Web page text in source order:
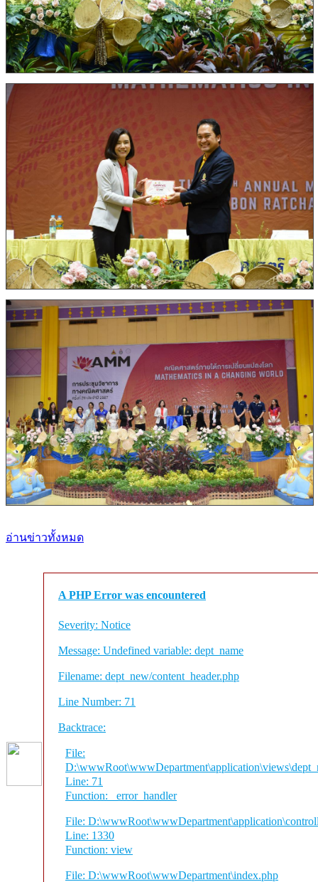
อ่านข่าวทั้งหมด
A PHP Error was encountered
Severity: Notice
Message: Undefined variable: dept_name
Filename: dept_new/content_header.php
Line Number: 71
Backtrace:
File:
Line: 71
Function: _error_handler
File:
Line: 1330
Function: view
File: D:\wwwRoot\wwwDepartment\index.php